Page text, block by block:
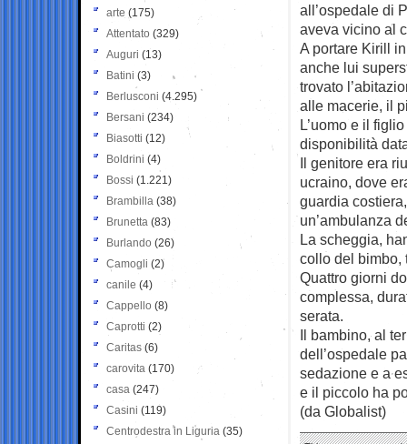
all’ospedale di
aveva vicino al
A portare Kirill
anche lui
trovato
alle macerie, il
L’uomo e il
disponibilità
Il genitore era
ucraino, dove
guardia
un’ambulanza
La scheggia,
collo del bimbo,
Quattro giorni
complessa,
serata.
Il bambino, al
dell’ospedale
sedazione e a
e il piccolo ha
(da Globalist)
arte (175)
Attentato (329)
Auguri (13)
Batini (3)
Berlusconi (4.295)
Bersani (234)
Biasotti (12)
Boldrini (4)
Bossi (1.221)
Brambilla (38)
Brunetta (83)
Burlando (26)
Camogli (2)
canile (4)
Cappello (8)
Caprotti (2)
Caritas (6)
carovita (170)
casa (247)
Casini (119)
Centrodestra in Liguria (35)